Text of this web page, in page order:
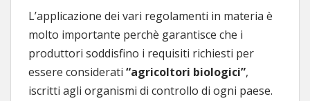
L’applicazione dei vari regolamenti in materia è
molto importante perchè garantisce che i
produttori soddisfino i requisiti richiesti per
essere considerati “agricoltori biologici”,
iscritti agli organismi di controllo di ogni paese.